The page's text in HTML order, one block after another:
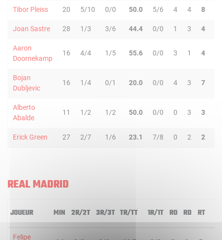
Tibor Pleiss 20 5/10 0/0 50.0 5/6 4 4 8
Joan Sastre 28 1/3 3/6 44.4 0/0 1 3 4
Aaron
Doornekamp
16 4/4 1/5 55.6 0/0 3 1 4
Bojan
Dubljevic
16 1/4 0/1 20.0 0/0 4 3 7
Alberto
Abalde
11 1/2 1/2 50.0 0/0 0 3 3
Erick Green 27 2/7 1/6 23.1 7/8 0 2 2
REAL MADRID
JOUEUR MIN 2R/2T 3R/3T TR/TT 1R/1T RO RD RT
Felipe